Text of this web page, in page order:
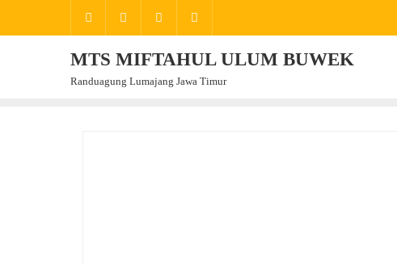
MTS MIFTAHUL ULUM BUWEK
Randuagung Lumajang Jawa Timur